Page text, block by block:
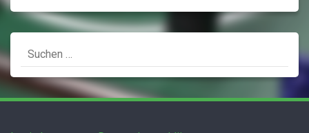
Suchen
nach: